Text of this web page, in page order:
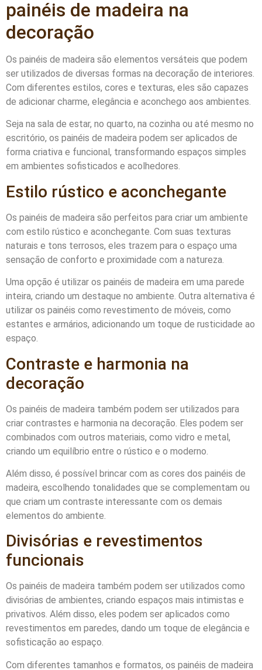
painéis de madeira na
decoração
Os painéis de madeira são elementos versáteis que podem
ser utilizados de diversas formas na decoração de interiores.
Com diferentes estilos, cores e texturas, eles são capazes
de adicionar charme, elegância e aconchego aos ambientes.
Seja na sala de estar, no quarto, na cozinha ou até mesmo no
escritório, os painéis de madeira podem ser aplicados de
forma criativa e funcional, transformando espaços simples
em ambientes sofisticados e acolhedores.
Estilo rústico e aconchegante
Os painéis de madeira são perfeitos para criar um ambiente
com estilo rústico e aconchegante. Com suas texturas
naturais e tons terrosos, eles trazem para o espaço uma
sensação de conforto e proximidade com a natureza.
Uma opção é utilizar os painéis de madeira em uma parede
inteira, criando um destaque no ambiente. Outra alternativa é
utilizar os painéis como revestimento de móveis, como
estantes e armários, adicionando um toque de rusticidade ao
espaço.
Contraste e harmonia na
decoração
Os painéis de madeira também podem ser utilizados para
criar contrastes e harmonia na decoração. Eles podem ser
combinados com outros materiais, como vidro e metal,
criando um equilíbrio entre o rústico e o moderno.
Além disso, é possível brincar com as cores dos painéis de
madeira, escolhendo tonalidades que se complementam ou
que criam um contraste interessante com os demais
elementos do ambiente.
Divisórias e revestimentos
funcionais
Os painéis de madeira também podem ser utilizados como
divisórias de ambientes, criando espaços mais intimistas e
privativos. Além disso, eles podem ser aplicados como
revestimentos em paredes, dando um toque de elegância e
sofisticação ao espaço.
Com diferentes tamanhos e formatos, os painéis de madeira